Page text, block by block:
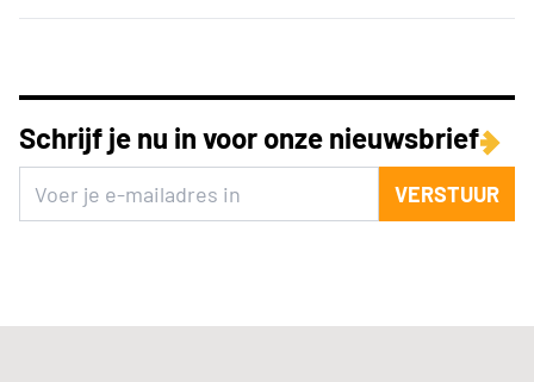
Schrijf je nu in voor onze nieuwsbrief
VERSTUUR